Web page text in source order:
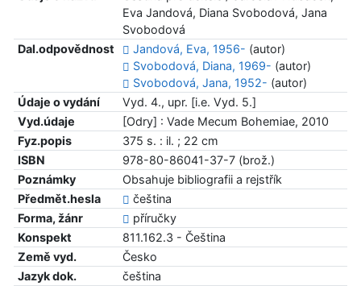
Eva Jandová, Diana Svobodová, Jana
Svobodová
Dal.odpovědnost
Jandová, Eva, 1956- (autor)
Svobodová, Diana, 1969- (autor)
Svobodová, Jana, 1952- (autor)
Údaje o vydání
Vyd. 4., upr. [i.e. Vyd. 5.]
Vyd.údaje
[Odry] : Vade Mecum Bohemiae, 2010
Fyz.popis
375 s. : il. ; 22 cm
ISBN
978-80-86041-37-7 (brož.)
Poznámky
Obsahuje bibliografii a rejstřík
Předmět.hesla
čeština
Forma, žánr
příručky
Konspekt
811.162.3 - Čeština
Země vyd.
Česko
Jazyk dok.
čeština